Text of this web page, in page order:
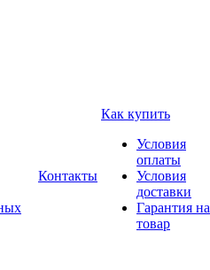
Контакты
Как купить
Условия
оплаты
Условия
доставки
Гарантия на
товар